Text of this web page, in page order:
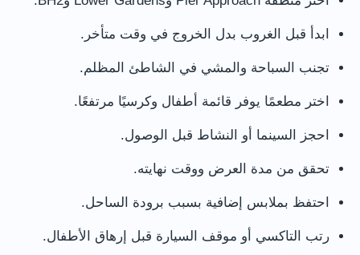
ابدأ قبل الغروب بدل الخروج في وقت متأخر.
تجنب السباحة والمشي في الشاطئ المظلم.
اختر مطعمًا يوفر قائمة أطفال وكرسيًا مرتفعًا.
احجز السينما أو النشاط قبل الوصول.
تحقق من مدة العرض ووقت نهايته.
احتفظ بملابس إضافية بسبب برودة الساحل.
رتب التاكسي أو موقف السيارة قبل إرهاق الأطفال.